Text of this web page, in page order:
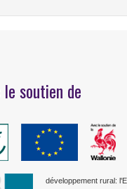
soutien de
développement rural: